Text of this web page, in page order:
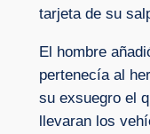
tarjeta de su
El hombre
pertenecía al
su exsuegro el
llevaran los